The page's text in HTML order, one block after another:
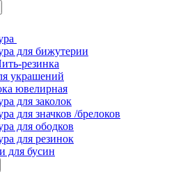
для бижутерии
резинка
украшений
ювелирная
для заколок
для значков /брелоков
для ободков
для резинок
для бусин